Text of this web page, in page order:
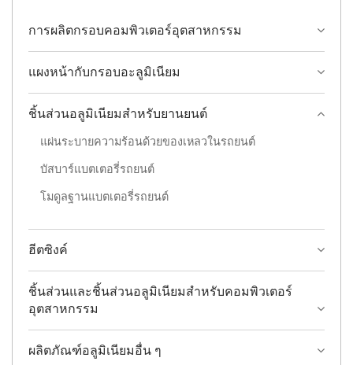
การผลิตกรอบคอมพิวเตอร์อุตสาหกรรม
แผงหน้ากับกรอบอะลูมิเนียม
ชิ้นส่วนอลูมิเนียมสำหรับยานยนต์
แผ่นระบายความร้อนด้วยของเหลวในรถยนต์
บัสบาร์แบตเตอรี่รถยนต์
โมดูลฐานแบตเตอรี่รถยนต์
ฮีตซิงค์
ชิ้นส่วนและชิ้นส่วนอลูมิเนียมสำหรับคอมพิวเตอร์
อุตสาหกรรม
ผลิตภัณฑ์อลูมิเนียมอื่น ๆ